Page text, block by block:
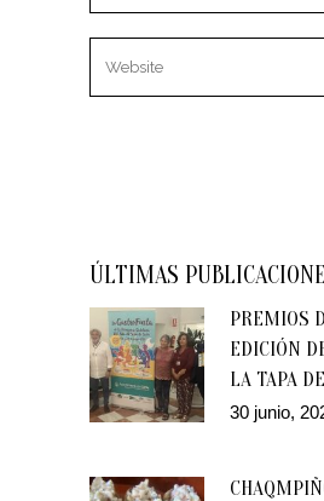
ÚLTIMAS
PREMIOS
EDICIÓN
LA TAPA
30 junio,